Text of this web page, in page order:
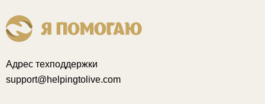
Адрес техподдержки
support@helpingtolive.com